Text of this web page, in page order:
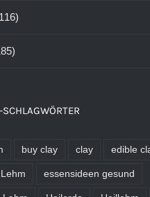
buy clay clay edible
essensideen gesund